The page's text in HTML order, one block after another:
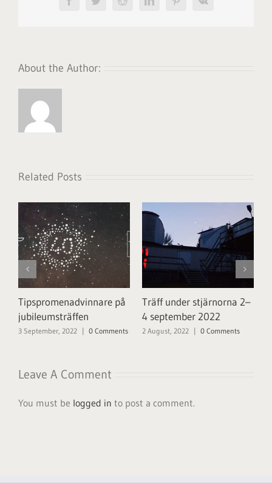
FacebookTwitterRedditLinkedInPinterest
Vk
About the Author:
Related Posts
Tipspromenadvinnare på
jubileumsträffen
3 September, 2022 | 0 Comments
Träff under stjärnorna 2–
4 september 2022
2 August, 2022 | 0 Comments
Leave A Comment
You must be logged in to post a comment.